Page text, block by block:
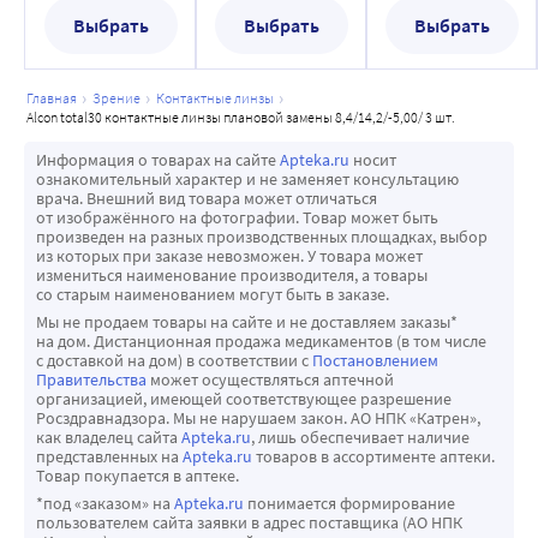
время сна.
микроорганизмов, а это, в свою очередь, вызвать
• Никогда не допускайте контакта линз с нестерильными
жидкостями (включая водопроводную воду и слюну), так
как это может привести к микробному загрязнению, а в
дальнейшем - к необратимым повреждениям глаза.
• Никогда не используйте воду, физиологический
раствор или увлажняющие капли для дезинфекции линз.
Эти жидкости не подходят для дезинфекции линз.
Неиспользование рекомендуемого дезинфицирующего
раствора может привести к тяжелой инфекции, потере
зрения или слепоте.
• Проконсультируйтесь со специалистом по контактной
коррекции перед тем, как носить линзы во время
занятий спортом, включая плавание и другие водные
Выбрать
Выбрать Выбрать
главная зрение
контактные линзы
alcon total30 контактные линзы плановой замены 8,4/14,2/-5,00/ 3 шт.
Информация о товарах на сайтеApteka.ru носит
ознакомительный характер и не заменяет консультацию
врача. Внешний вид товара может отличаться
от изображённого на фотографии. Товар может быть
произведен на разных производственных площадках, выбор
из которых при заказе невозможен. У товара может
измениться наименование производителя, а товары
со старым наименованием могут быть в заказе.
Мы не продаем товары на сайте и не доставляем заказы*
на дом. Дистанционная продажа медикаментов (в том числе
с доставкой на дом) в соответствии с Постановлением
Правительства может осуществляться аптечной
организацией, имеющей соответствующее разрешение
Росздравнадзора. Мы не нарушаем закон. АО НПК «Катрен»,
как владелец сайта Apteka.ru, лишь обеспечивает наличие
представленных на Apteka.ru товаров в ассортименте аптеки.
Товар покупается в аптеке.
*под «заказом» на Apteka.ru понимается формирование
пользователем сайта заявки в адрес поставщика (АО НПК